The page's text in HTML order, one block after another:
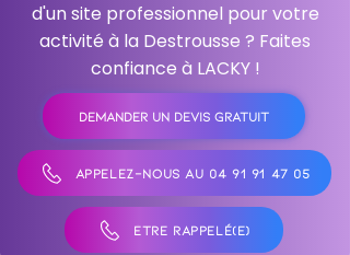
d'un site professionnel pour votre
activité à la Destrousse ? Faites
confiance à LACKY !
DEMANDER UN DEVIS GRATUIT
APPELEZ-NOUS AU 04 91 91 47 05
ÊTRE RAPPELÉ(E)